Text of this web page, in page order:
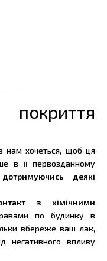
нам хочеться, щоб ця
в її первозданному
деякі
з хімічними
по будинку в
вбереже ваш лак,
негативного впливу